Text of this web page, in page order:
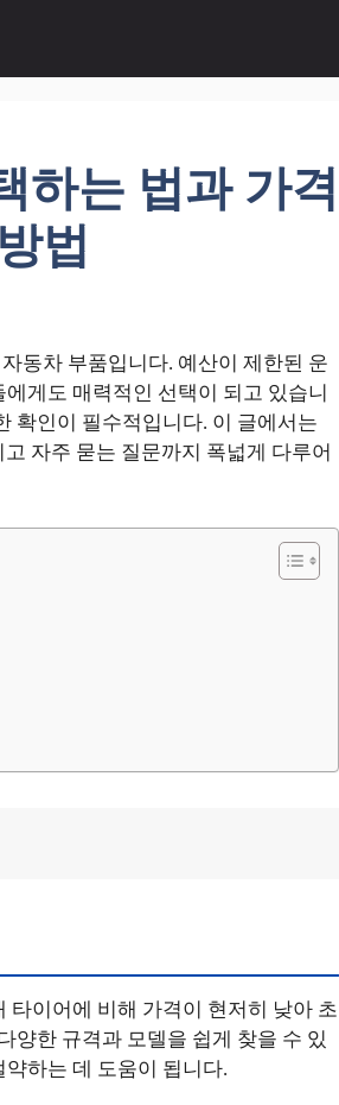
하는 법과 가격
법
동차 부품입니다. 예산이 제한된 운
게도 매력적인 선택이 되고 있습니
확인이 필수적입니다. 이 글에서는
자주 묻는 질문까지 폭넓게 다루어
타이어에 비해 가격이 현저히 낮아 초
양한 규격과 모델을 쉽게 찾을 수 있
하는 데 도움이 됩니다.